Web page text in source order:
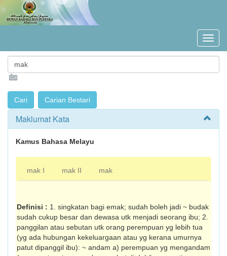
Maklumat Kata
Kamus Bahasa Melayu
mak I mak II mak
Definisi : 1. singkatan bagi emak; sudah boleh jadi ~ budak
sudah cukup besar dan dewasa utk menjadi seorang ibu; 2.
panggilan atau sebutan utk orang perempuan yg lebih tua
(yg ada hubungan kekeluargaan atau yg kerana umurnya
patut dipanggil ibu): ~ andam a) perempuan yg mengandam